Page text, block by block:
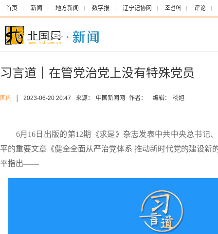
首页 新闻 地方新闻 数字报 辽宁记协网 조선어 评论
习言道｜在管党治党上没有特殊党员
国内 2023-06-20 20:47 来源： 中国新闻网 作者： 编辑： 杨旭
6月16日出版的第12期《求是》杂志发表中共中央总书记
平的重要文章《健全全面从严治党体系 推动新时代党的建设新
平指出——